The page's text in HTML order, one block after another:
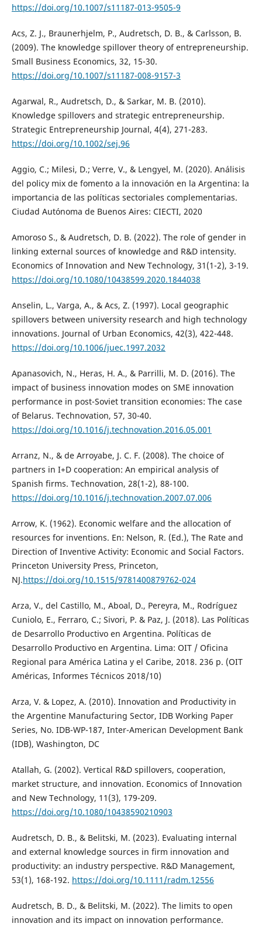
https://doi.org/10.1007/s11187-013-9505-9
Acs, Z. J., Braunerhjelm, P., Audretsch, D. B., & Carlsson, B.
(2009). The knowledge spillover theory of entrepreneurship.
Small Business Economics, 32, 15-30.
https://doi.org/10.1007/s11187-008-9157-3
Agarwal, R., Audretsch, D., & Sarkar, M. B. (2010).
Knowledge spillovers and strategic entrepreneurship.
Strategic Entrepreneurship Journal, 4(4), 271-283.
https://doi.org/10.1002/sej.96
Aggio, C.; Milesi, D.; Verre, V., & Lengyel, M. (2020). Análisis
del policy mix de fomento a la innovación en la Argentina: la
importancia de las políticas sectoriales complementarias.
Ciudad Autónoma de Buenos Aires: CIECTI, 2020
Amoroso S., & Audretsch, D. B. (2022). The role of gender in
linking external sources of knowledge and R&D intensity.
Economics of Innovation and New Technology, 31(1-2), 3-19.
https://doi.org/10.1080/10438599.2020.1844038
Anselin, L., Varga, A., & Acs, Z. (1997). Local geographic
spillovers between university research and high technology
innovations. Journal of Urban Economics, 42(3), 422-448.
https://doi.org/10.1006/juec.1997.2032
Apanasovich, N., Heras, H. A., & Parrilli, M. D. (2016). The
impact of business innovation modes on SME innovation
performance in post-Soviet transition economies: The case
of Belarus. Technovation, 57, 30-40.
https://doi.org/10.1016/j.technovation.2016.05.001
Arranz, N., & de Arroyabe, J. C. F. (2008). The choice of
partners in I+D cooperation: An empirical analysis of
Spanish firms. Technovation, 28(1-2), 88-100.
https://doi.org/10.1016/j.technovation.2007.07.006
Arrow, K. (1962). Economic welfare and the allocation of
resources for inventions. En: Nelson, R. (Ed.), The Rate and
Direction of Inventive Activity: Economic and Social Factors.
Princeton University Press, Princeton,
NJ.https://doi.org/10.1515/9781400879762-024
Arza, V., del Castillo, M., Aboal, D., Pereyra, M., Rodríguez
Cuniolo, E., Ferraro, C.; Sivori, P. & Paz, J. (2018). Las Políticas
de Desarrollo Productivo en Argentina. Políticas de
Desarrollo Productivo en Argentina. Lima: OIT / Oficina
Regional para América Latina y el Caribe, 2018. 236 p. (OIT
Américas, Informes Técnicos 2018/10)
Arza, V. & Lopez, A. (2010). Innovation and Productivity in
the Argentine Manufacturing Sector, IDB Working Paper
Series, No. IDB-WP-187, Inter-American Development Bank
(IDB), Washington, DC
Atallah, G. (2002). Vertical R&D spillovers, cooperation,
market structure, and innovation. Economics of Innovation
and New Technology, 11(3), 179-209.
https://doi.org/10.1080/10438590210903
Audretsch, D. B., & Belitski, M. (2023). Evaluating internal
and external knowledge sources in firm innovation and
productivity: an industry perspective. R&D Management,
53(1), 168-192. https://doi.org/10.1111/radm.12556
Audretsch, B. D., & Belitski, M. (2022). The limits to open
innovation and its impact on innovation performance.